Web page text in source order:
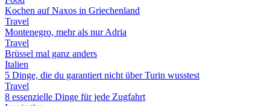
Kochen auf Naxos in Griechenland
Travel
Montenegro, mehr als nur Adria
Travel
Brüssel mal ganz anders
Italien
5 Dinge, die du garantiert nicht über Turin wusstest
Travel
8 essenzielle Dinge für jede Zugfahrt